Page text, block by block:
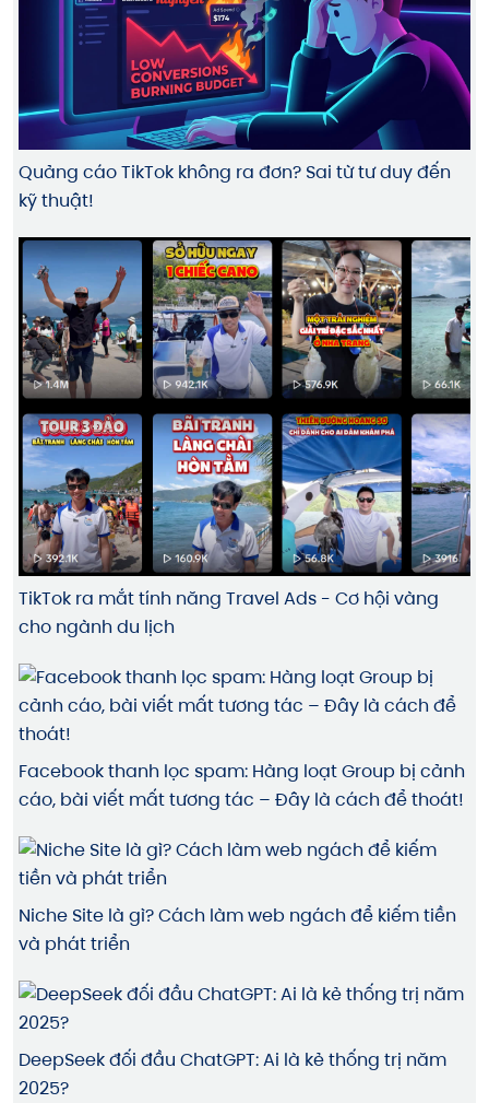
Quảng cáo TikTok không ra đơn? Sai từ tư duy đến
kỹ thuật!
TikTok ra mắt tính năng Travel Ads - Cơ hội vàng
cho ngành du lịch
Facebook thanh lọc spam: Hàng loạt Group bị cảnh
cáo, bài viết mất tương tác – Đây là cách để thoát!
Niche Site là gì? Cách làm web ngách để kiếm tiền
và phát triển
DeepSeek đối đầu ChatGPT: Ai là kẻ thống trị năm
2025?